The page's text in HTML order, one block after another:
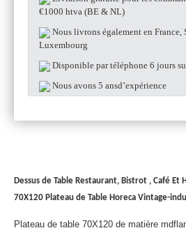
€1000 htva (BE & NL)
Nous livrons également en France,
Luxembourg
Disponible par téléphone 6 jours
Nous avons 5 ansd’expérience
Dessus de Table Restaurant, Bistrot , Café Et
70X120 Plateau de Table Horeca Vintage-
Plateau de table 70X120 de matière